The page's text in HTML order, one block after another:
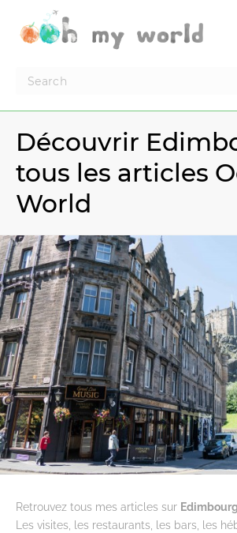
Découvrir
tous les articles
World
Retrouvez tous mes articles sur
Les visites, les restaurants, les bars, les